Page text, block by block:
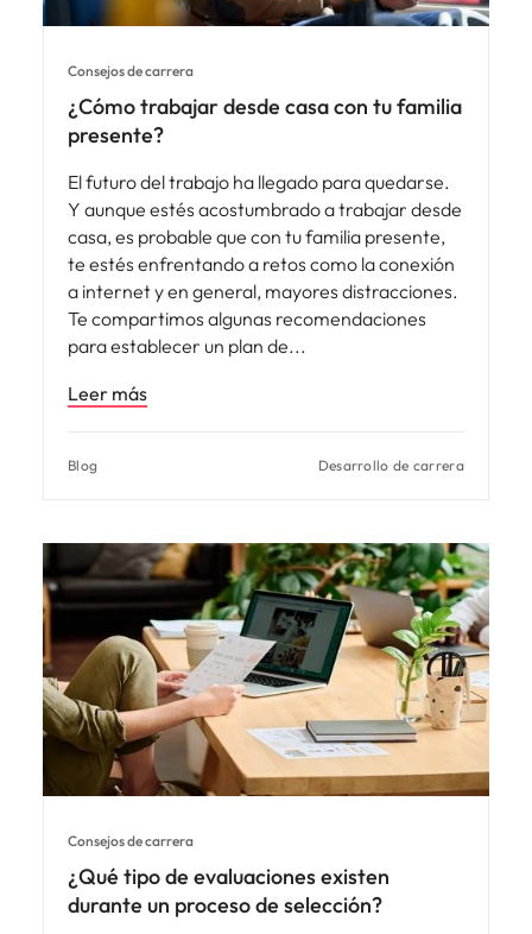
Consejos de carrera
¿Cómo trabajar desde casa con tu familia
presente?
El futuro del trabajo ha llegado para quedarse.
Y aunque estés acostumbrado a trabajar desde
casa, es probable que con tu familia presente,
te estés enfrentando a retos como la conexión
a internet y en general, mayores distracciones.
Te compartimos algunas recomendaciones
para establecer un plan de
Leer más
Blog Desarrollo de carrera
Consejos de carrera
¿Qué tipo de evaluaciones existen
durante un proceso de selección?